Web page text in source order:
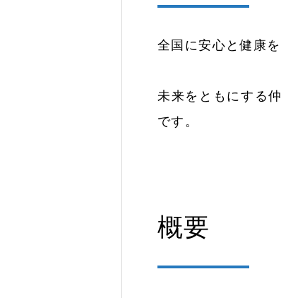
全国に安心と健康
未来をともにする
です。
概要